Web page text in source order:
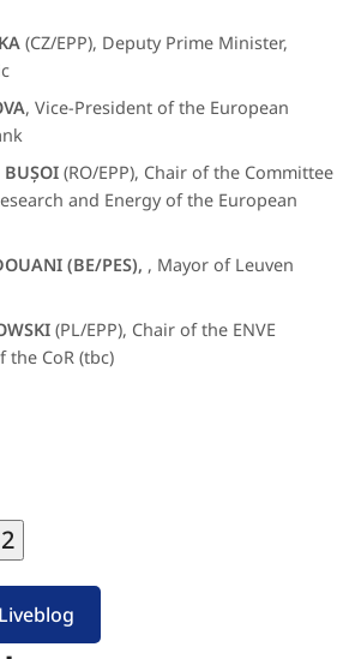
(CZ/EPP), Deputy Prime Minister,
, Vice-President of the European
(RO/EPP), Chair of the Committee
and Energy of the European
(BE/PES), , Mayor of Leuven
(PL/EPP), Chair of the ENVE
the CoR (tbc)